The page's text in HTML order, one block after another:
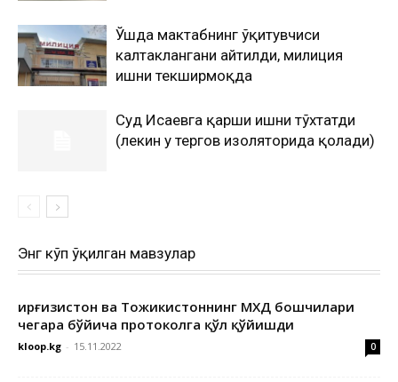
Ўшда мактабнинг ўқитувчиси
калтаклангани айтилди, милиция
ишни текширмоқда
Суд Исаевга қарши ишни тўхтатди
(лекин у тергов изоляторида қолади)
Энг кўп ўқилган мавзулар
Қирғизистон ва Тожикистоннинг МХДҚ бошчилари
чегара бўйича протоколга қўл қўйишди
kloop.kg - 15.11.2022 0